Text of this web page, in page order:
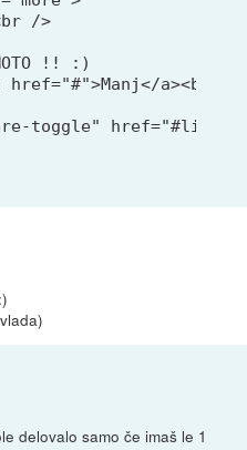
/>
!! :)
a><br />
delovalo samo če imaš le 1